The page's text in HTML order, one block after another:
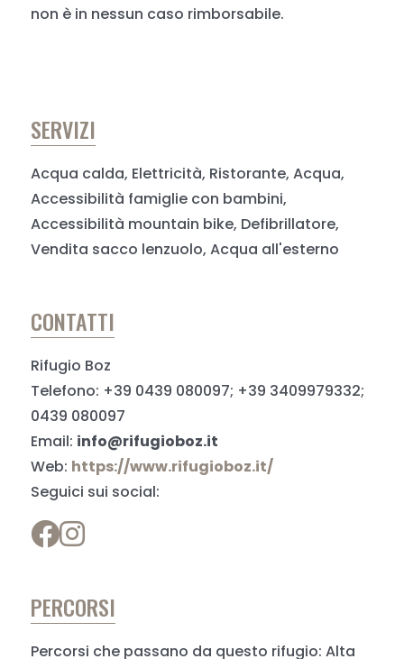
non è in nessun caso rimborsabile.
SERVIZI
Acqua calda, Elettricità, Ristorante, Acqua,
Accessibilità famiglie con bambini,
Accessibilità mountain bike, Defibrillatore,
Vendita sacco lenzuolo, Acqua all'esterno
CONTATTI
Rifugio Boz
Telefono: +39 0439 080097; +39 3409979332;
0439 080097
Email: info@rifugioboz.it
Web: https://www.rifugioboz.it/
Seguici sui social:
PERCORSI
Percorsi che passano da questo rifugio: Alta